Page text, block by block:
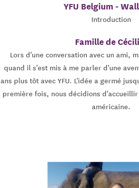
YFU Belgium -
Introduction
Famille de
Lors d'une conversation avec un ami,
quand il s'est mis à me parler d'une
ans plus tôt avec YFU. L'idée a germé
première fois, nous décidions
américaine.